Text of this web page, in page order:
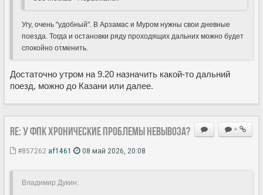
Угу, очень "удобный". В Арзамас и Муром нужны свои дневные
поезда. Тогда и остановки ряду проходящих дальних можно будет
спокойно отменить.
Достаточно утром на 9.20 назначить какой-то дальний
поезд, можно до Казани или далее.
+
Re: У ФПК хронические проблемы невывоза?
#857262 af1461 08 май 2026, 20:08
Владимир Дукин: